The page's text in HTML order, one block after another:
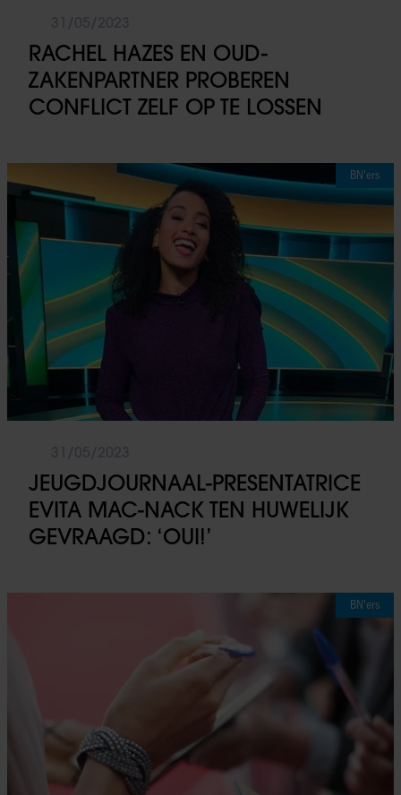
RACHEL HAZES EN OUD-
ZAKENPARTNER PROBEREN
CONFLICT ZELF OP TE LOSSEN
BN'ers
JEUGDJOURNAAL-PRESENTATRICE
EVITA MAC-NACK TEN HUWELIJK
GEVRAAGD: ‘OUI!’
BN'ers